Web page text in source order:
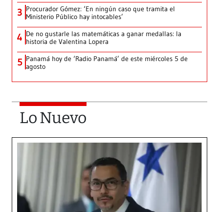
3 Procurador Gómez: ‘En ningún caso que tramita el
Ministerio Público hay intocables’
4 De no gustarle las matemáticas a ganar medallas: la
historia de Valentina Lopera
5 Panamá hoy de ‘Radio Panamá’ de este miércoles 5 de
agosto
Lo Nuevo